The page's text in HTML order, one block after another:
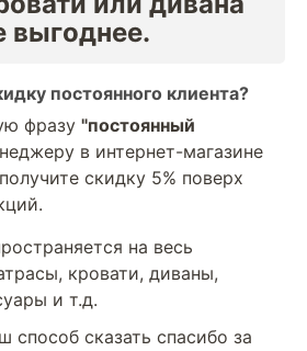
выгоднее.
постоянного клиента?
фразу "постоянный
в интернет-магазине
скидку 5% поверх
на весь
кровати, диваны,
и т.д.
способ сказать спасибо за